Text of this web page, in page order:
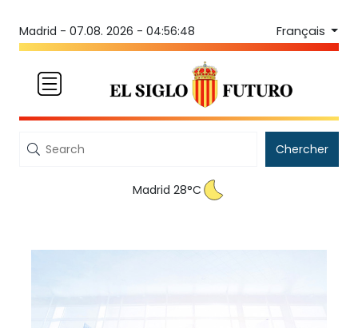
Madrid - 07.08. 2026 - 04:56:48 Français
Chercher
Madrid 28°C